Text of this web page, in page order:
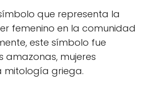
que representa la
femenino en la comunidad
este símbolo fue
amazonas, mujeres
mitología griega.